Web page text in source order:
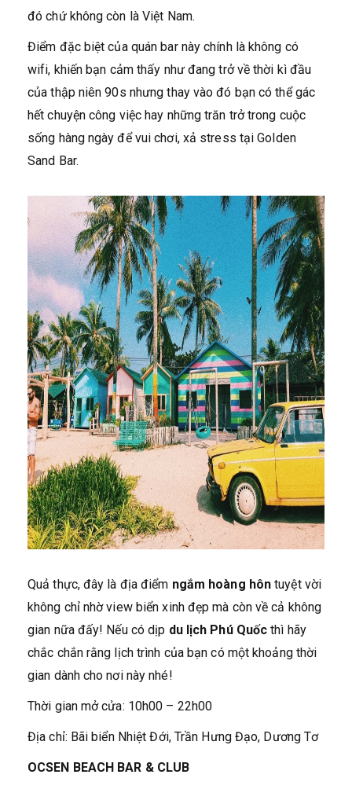
đó chứ không còn là Việt Nam.
Điểm đặc biệt của quán bar này chính là không có
wifi, khiến bạn cảm thấy như đang trở về thời kì đầu
của thập niên 90s nhưng thay vào đó bạn có thể gác
hết chuyện công việc hay những trăn trở trong cuộc
sống hàng ngày để vui chơi, xả stress tại Golden
Sand Bar.
Quả thực, đây là địa điểm ngắm hoàng hôn tuyệt vời
không chỉ nhờ view biển xinh đẹp mà còn về cả không
gian nữa đấy! Nếu có dịp du lịch Phú Quốcthì hãy
chắc chắn rằng lịch trình của bạn có một khoảng thời
gian dành cho nơi này nhé!
Thời gian mở cửa: 10h00 – 22h00
Địa chỉ: Bãi biển Nhiệt Đới, Trần Hưng Đạo, Dương Tơ
OCSEN BEACH BAR & CLUB